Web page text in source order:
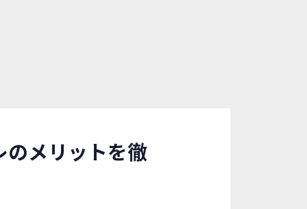
メリットを徹